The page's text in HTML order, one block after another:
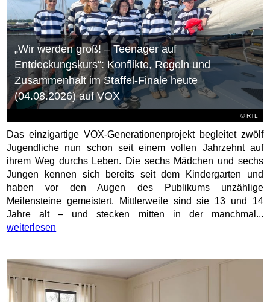
©RTL
„Wir werden groß! – Teenager auf
Entdeckungskurs“: Konflikte, Regeln und
Zusammenhalt im Staffel-Finale heute
(04.08.2026) auf VOX
Das einzigartige VOX-Generationenprojekt begleitet zwölf
Jugendliche nun schon seit einem vollen Jahrzehnt auf
ihrem Weg durchs Leben. Die sechs Mädchen und sechs
Jungen kennen sich bereits seit dem Kindergarten und
haben vor den Augen des Publikums unzählige
Meilensteine gemeistert. Mittlerweile sind sie 13 und 14
Jahre alt – und stecken mitten in der manchmal...
weiterlesen